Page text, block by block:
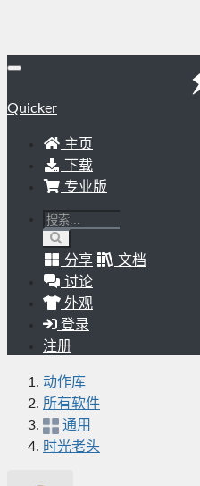
Quicker
主页
下载
专业版
分享
文档
讨论
外观
登录
注册
动作库
所有软件
通用
时光老头